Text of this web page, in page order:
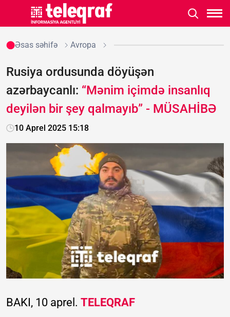
Əsas səhifə Avropa
Rusiya ordusunda döyüşən
azərbaycanlı: “Mənim içimdə insanlıq
deyilən bir şey qalmayıb” - MÜSAHİBƏ
10 Aprel 2025 15:18
BAKI, 10 aprel. TELEQRAF